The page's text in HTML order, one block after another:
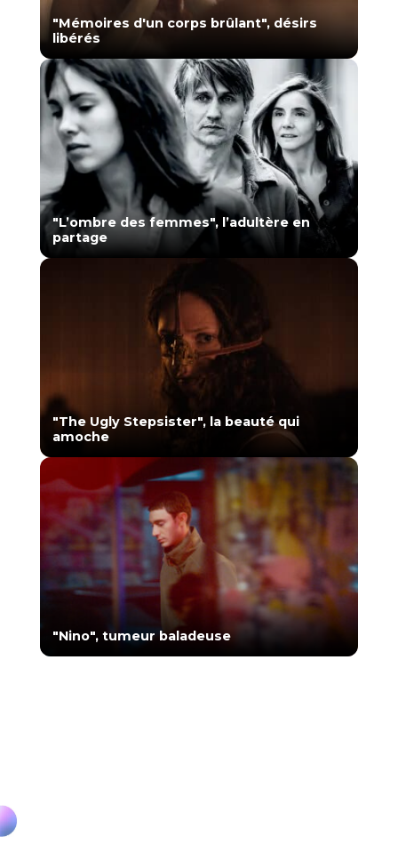
"Mémoires d'un corps brûlant", désirs
libérés
"L’ombre des femmes", l’adultère en
partage
"The Ugly Stepsister", la beauté qui
amoche
"Nino", tumeur baladeuse